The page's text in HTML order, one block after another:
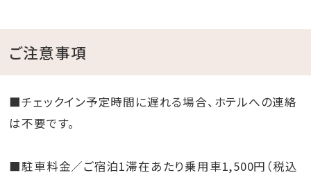
ご注意事項
■チェックイン予定時間に遅れる場合、ホテルへの連絡
は不要です。
■駐車料金／ご宿泊1滞在あたり乗用車1,500円（税込